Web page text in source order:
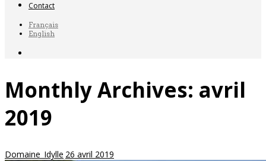
Contact
Français
English
Monthly Archives: avril
2019
Domaine_Idylle 26 avril 2019